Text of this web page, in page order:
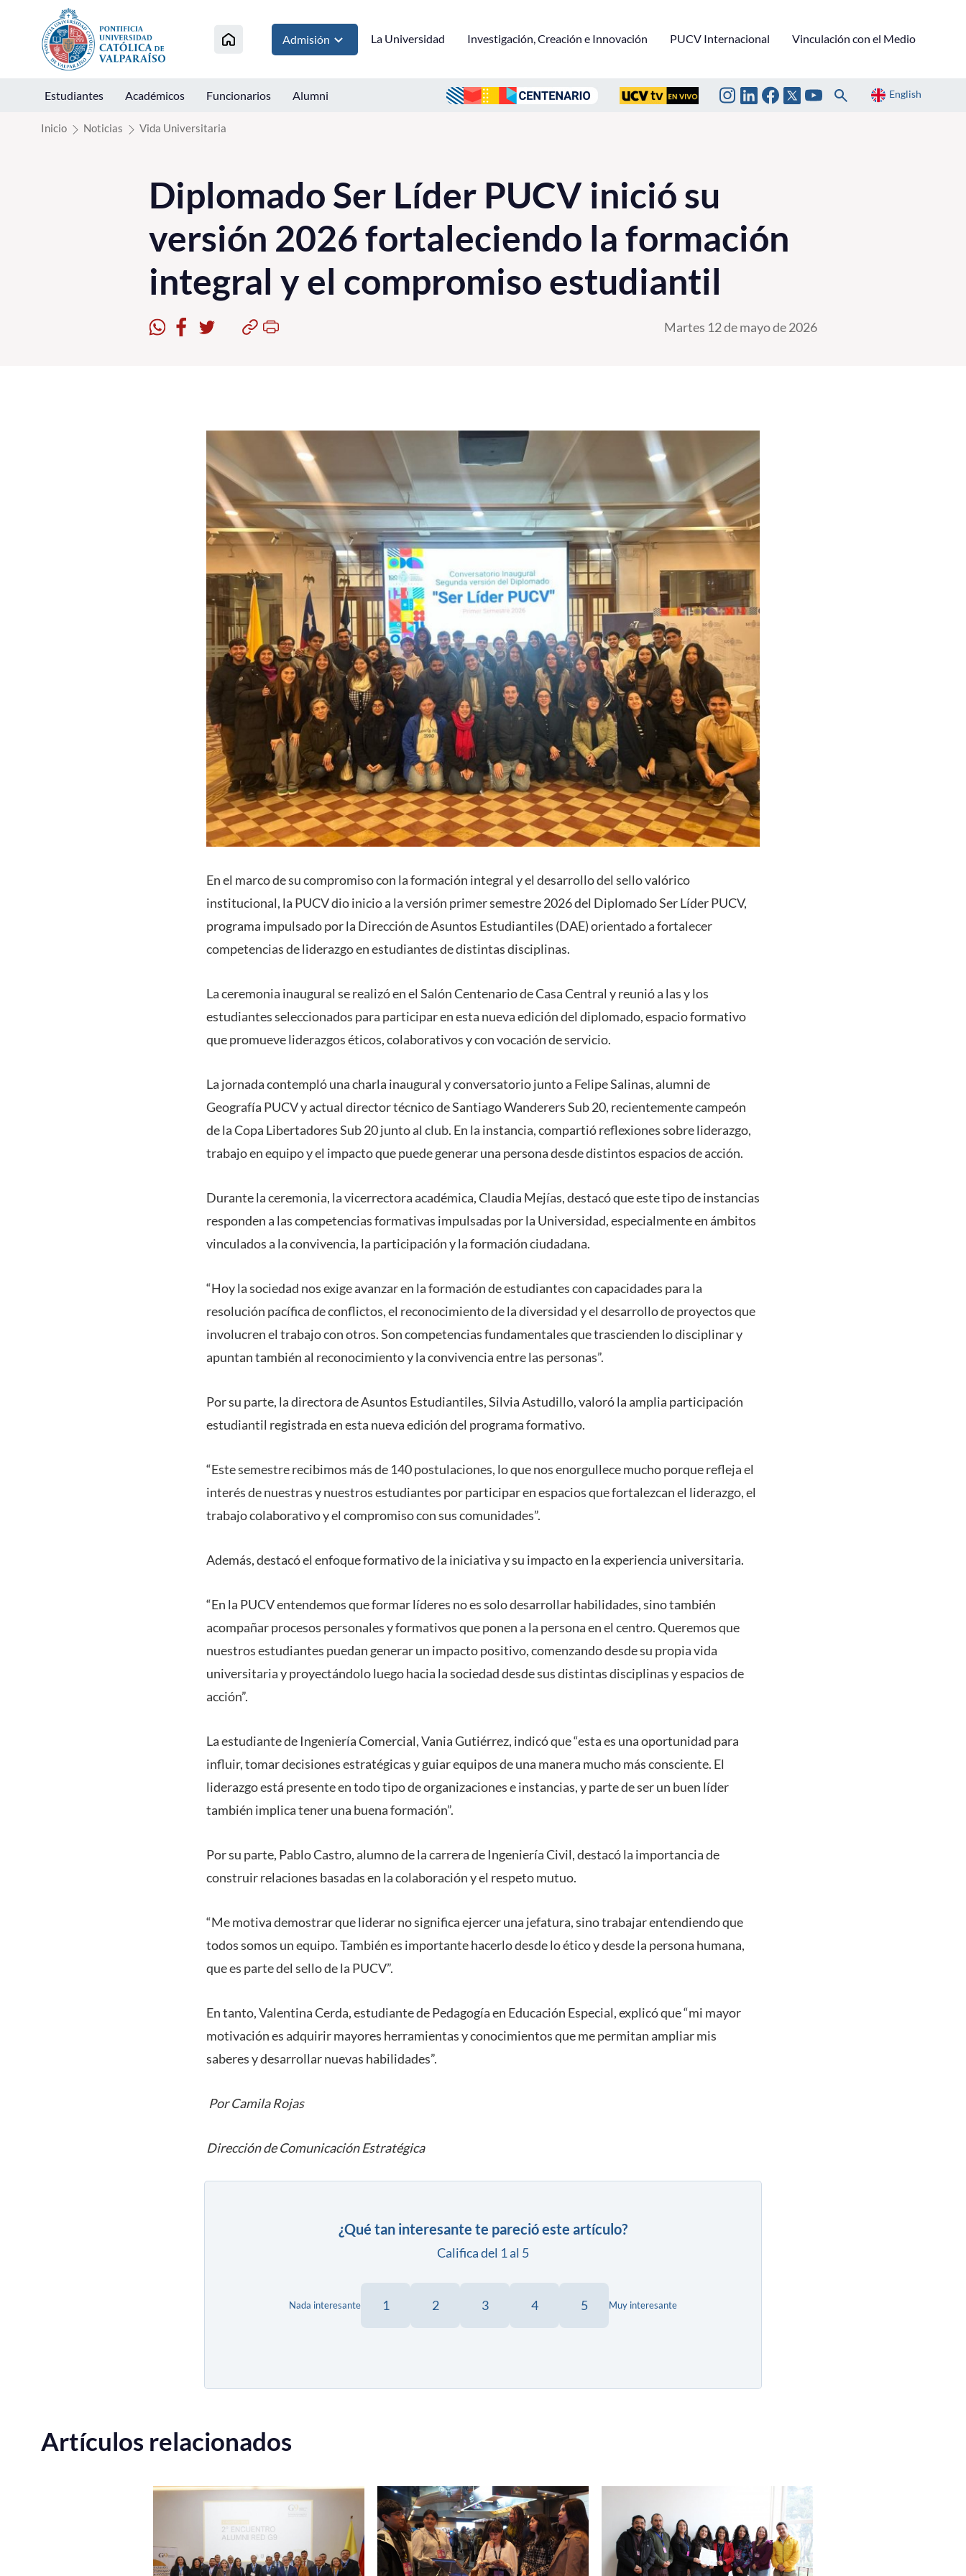
Click acá para ir directamente al contenido
Admisión La Universidad Investigación, Creación e Innovación PUCV Internacional Vinculación con el Medio
Estudiantes Académicos Funcionarios Alumni English
Inicio Noticias Vida Universitaria
Diplomado Ser Líder PUCV inició su
versión 2026 fortaleciendo la formación
integral y el compromiso estudiantil
Martes 12 de mayo de 2026
En el marco de su compromiso con la formación integral y el desarrollo del sello valórico
institucional, la PUCV dio inicio a la versión primer semestre 2026 del Diplomado Ser Líder PUCV,
programa impulsado por la Dirección de Asuntos Estudiantiles (DAE) orientado a fortalecer
competencias de liderazgo en estudiantes de distintas disciplinas.
La ceremonia inaugural se realizó en el Salón Centenario de Casa Central y reunió a las y los
estudiantes seleccionados para participar en esta nueva edición del diplomado, espacio formativo
que promueve liderazgos éticos, colaborativos y con vocación de servicio.
La jornada contempló una charla inaugural y conversatorio junto a Felipe Salinas, alumni de
Geografía PUCV y actual director técnico de Santiago Wanderers Sub 20, recientemente campeón
de la Copa Libertadores Sub 20 junto al club. En la instancia, compartió reflexiones sobre liderazgo,
trabajo en equipo y el impacto que puede generar una persona desde distintos espacios de acción.
Durante la ceremonia, la vicerrectora académica, Claudia Mejías, destacó que este tipo de instancias
responden a las competencias formativas impulsadas por la Universidad, especialmente en ámbitos
vinculados a la convivencia, la participación y la formación ciudadana.
“Hoy la sociedad nos exige avanzar en la formación de estudiantes con capacidades para la
resolución pacífica de conflictos, el reconocimiento de la diversidad y el desarrollo de proyectos que
involucren el trabajo con otros. Son competencias fundamentales que trascienden lo disciplinar y
apuntan también al reconocimiento y la convivencia entre las personas”.
Por su parte, la directora de Asuntos Estudiantiles, Silvia Astudillo, valoró la amplia participación
estudiantil registrada en esta nueva edición del programa formativo.
“Este semestre recibimos más de 140 postulaciones, lo que nos enorgullece mucho porque refleja el
interés de nuestras y nuestros estudiantes por participar en espacios que fortalezcan el liderazgo, el
trabajo colaborativo y el compromiso con sus comunidades”.
Además, destacó el enfoque formativo de la iniciativa y su impacto en la experiencia universitaria.
“En la PUCV entendemos que formar líderes no es solo desarrollar habilidades, sino también
acompañar procesos personales y formativos que ponen a la persona en el centro. Queremos que
nuestros estudiantes puedan generar un impacto positivo, comenzando desde su propia vida
universitaria y proyectándolo luego hacia la sociedad desde sus distintas disciplinas y espacios de
acción”.
La estudiante de Ingeniería Comercial, Vania Gutiérrez, indicó que “esta es una oportunidad para
influir, tomar decisiones estratégicas y guiar equipos de una manera mucho más consciente. El
liderazgo está presente en todo tipo de organizaciones e instancias, y parte de ser un buen líder
también implica tener una buena formación”.
Por su parte, Pablo Castro, alumno de la carrera de Ingeniería Civil, destacó la importancia de
construir relaciones basadas en la colaboración y el respeto mutuo.
“Me motiva demostrar que liderar no significa ejercer una jefatura, sino trabajar entendiendo que
todos somos un equipo. También es importante hacerlo desde lo ético y desde la persona humana,
que es parte del sello de la PUCV”.
En tanto, Valentina Cerda, estudiante de Pedagogía en Educación Especial, explicó que “mi mayor
motivación es adquirir mayores herramientas y conocimientos que me permitan ampliar mis
saberes y desarrollar nuevas habilidades”.
Por Camila Rojas
Dirección de Comunicación Estratégica
¿Qué tan interesante te pareció este artículo?
Califica del 1 al 5
Nada interesante 1 2 3 4 5 Muy interesante
Artículos relacionados